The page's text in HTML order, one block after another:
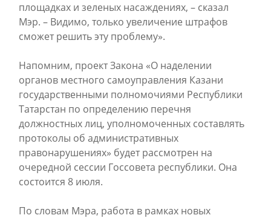
площадках и зеленых насаждениях, – сказал
Мэр. – Видимо, только увеличение штрафов
сможет решить эту проблему».
Напомним, проект Закона «О наделении
органов местного самоуправления Казани
государственными полномочиями Республики
Татарстан по определению перечня
должностных лиц, уполномоченных составлять
протоколы об административных
правонарушениях» будет рассмотрен на
очередной сессии Госсовета республики. Она
состоится 8 июля.
По словам Мэра, работа в рамках новых